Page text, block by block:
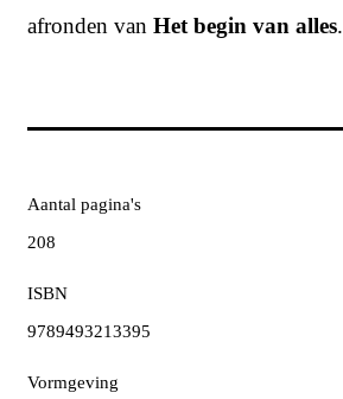
afronden van Het begin van alles.
Aantal pagina's
208
ISBN
9789493213395
Vormgeving